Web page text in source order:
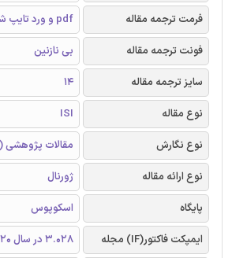
فرمت ترجمه مقاله
pdf و ورد تایپ شده با قابلیت ویرایش
فونت ترجمه مقاله
بی نازنین
سایز ترجمه مقاله
14
نوع مقاله
ISI
نوع نگارش
مقالات پژوهشی
نوع ارائه مقاله
ژورنال
پایگاه
اسکوپوس
ایمپکت فاکتور(IF) مجله
3.028 در سال 2020